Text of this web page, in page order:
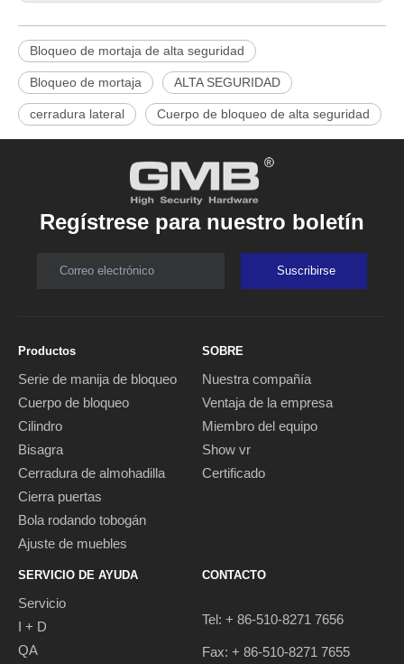
Bloqueo de mortaja de alta seguridad
Bloqueo de mortaja ALTA SEGURIDAD
cerradura lateral Cuerpo de bloqueo de alta seguridad
Regístrese para nuestro boletín
Correo electrónico Suscribirse
Productos
Serie de manija de bloqueo
Cuerpo de bloqueo
Cilindro
Bisagra
Cerradura de almohadilla
Cierra puertas
Bola rodando tobogán
Ajuste de muebles
SOBRE
Nuestra compañía
Ventaja de la empresa
Miembro del equipo
Show vr
Certificado
SERVICIO DE AYUDA
Servicio
I + D
QA
CONTACTO
Tel: + 86-510-8271 7656
Fax: + 86-510-8271 7655